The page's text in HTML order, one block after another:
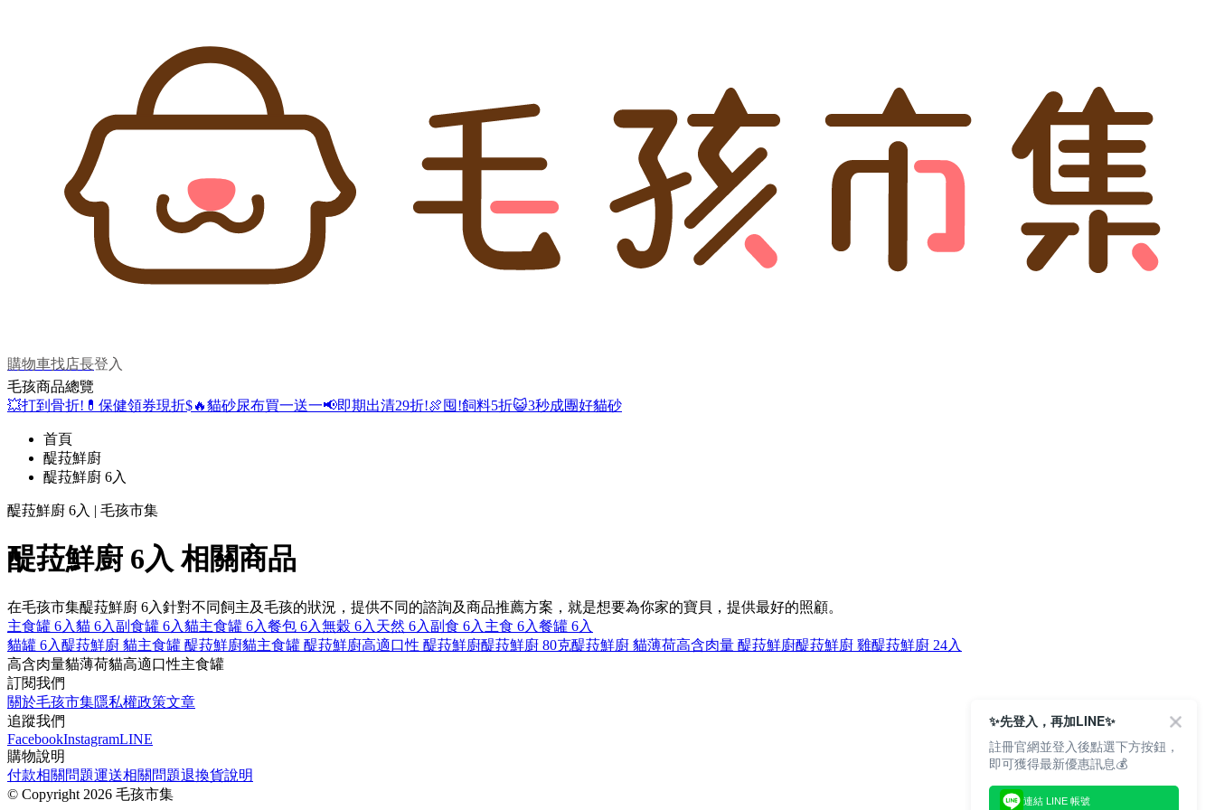
購物車找店長登入
毛孩商品總覽
💥打到骨折! 💊保健領券現折$🔥貓砂尿布買一送一📢即期出清29折!🍖囤!飼料5折😺3秒成團好貓砂
首頁
醍菈鮮廚
醍菈鮮廚 6入
醍菈鮮廚 6入 | 毛孩市集
醍菈鮮廚 6入 相關商品
在毛孩市集醍菈鮮廚 6入針對不同飼主及毛孩的狀況，提供不同的諮詢及商品推薦方案，就是想要為你家的寶貝，提供最好的照顧。
主食罐 6入貓 6入副食罐 6入貓主食罐 6入餐包 6入無穀 6入天然 6入副食 6入主食 6入餐罐 6入
貓罐 6入醍菈鮮廚 貓主食罐 醍菈鮮廚貓主食罐 醍菈鮮廚高適口性 醍菈鮮廚醍菈鮮廚 80克醍菈鮮廚 貓薄荷高含肉量 醍菈鮮廚醍菈鮮廚 雞醍菈鮮廚 24入
高含肉量貓薄荷貓高適口性主食罐
訂閱我們
關於毛孩市集隱私權政策文章
追蹤我們
FacebookInstagramLINE
購物說明
付款相關問題運送相關問題退換貨說明
© Copyright 2026 毛孩市集
✨先登入，再加LINE✨
註冊官網並登入後點選下方按鈕，
即可獲得最新優惠訊息💰
連結 LINE 帳號